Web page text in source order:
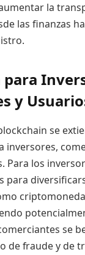
la
las finanzas
y
se
inversores,
Para los
para
se
de fraude y de